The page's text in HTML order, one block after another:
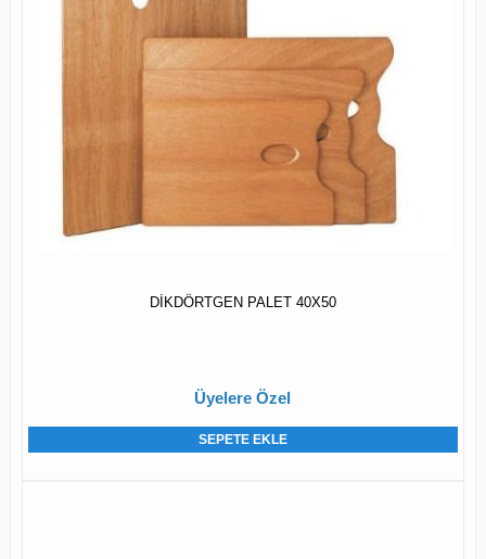
DİKDÖRTGEN PALET 40X50
Üyelere Özel
SEPETE EKLE